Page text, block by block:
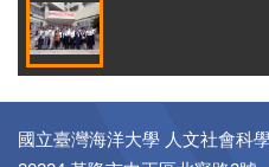
國立臺灣海洋大學 人文社會科